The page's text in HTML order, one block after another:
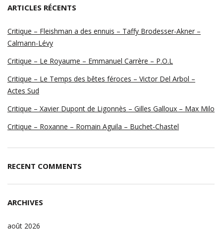
ARTICLES RÉCENTS
Critique – Fleishman a des ennuis – Taffy Brodesser-Akner –
Calmann-Lévy
Critique – Le Royaume – Emmanuel Carrère – P.O.L
Critique – Le Temps des bêtes féroces – Victor Del Arbol –
Actes Sud
Critique – Xavier Dupont de Ligonnès – Gilles Galloux – Max Milo
Critique – Roxanne – Romain Aguila – Buchet-Chastel
RECENT COMMENTS
ARCHIVES
août 2026